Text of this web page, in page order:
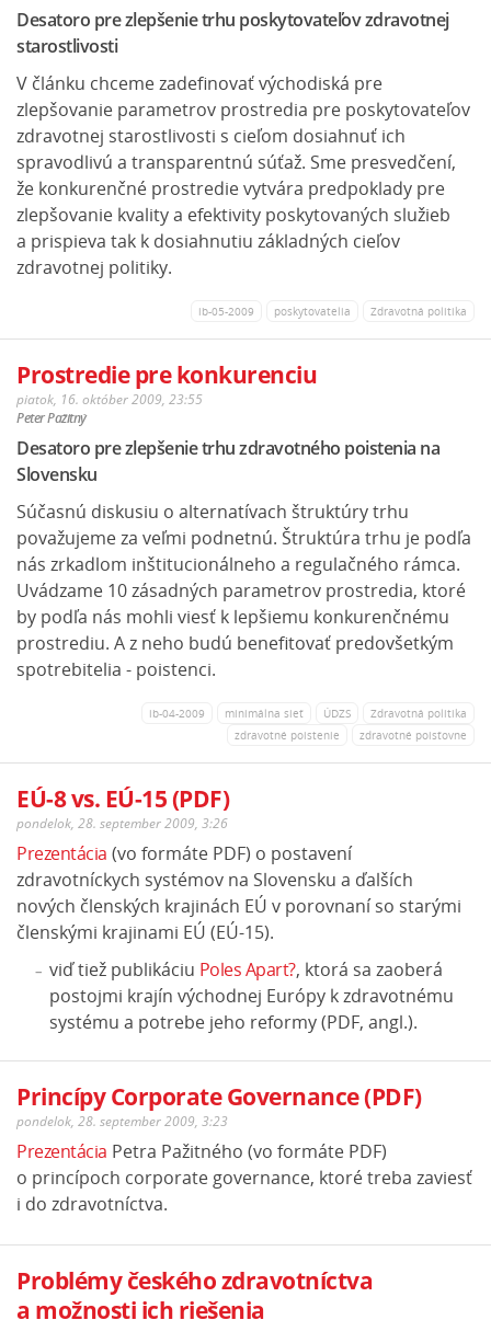
Desatoro pre zlepšenie trhu poskytovateľov zdravotnej
starostlivosti
V článku chceme zadefinovať východiská pre
zlepšovanie parametrov prostredia pre poskytovateľov
zdravotnej starostlivosti s cieľom dosiahnuť ich
spravodlivú a transparentnú súťaž. Sme presvedčení,
že konkurenčné prostredie vytvára predpoklady pre
zlepšovanie kvality a efektivity poskytovaných služieb
a prispieva tak k dosiahnutiu základných cieľov
zdravotnej politiky.
ib-05-2009 poskytovatelia Zdravotná politika
Prostredie pre konkurenciu
piatok, 16. október 2009, 23:55
Peter Pažitný
Desatoro pre zlepšenie trhu zdravotného poistenia na
Slovensku
Súčasnú diskusiu o alternatívach štruktúry trhu
považujeme za veľmi podnetnú. Štruktúra trhu je podľa
nás zrkadlom inštitucionálneho a regulačného rámca.
Uvádzame 10 zásadných parametrov prostredia, ktoré
by podľa nás mohli viesť k lepšiemu konkurenčnému
prostrediu. A z neho budú benefitovať predovšetkým
spotrebitelia - poistenci.
ib-04-2009 minimálna sieť ÚDZS
Zdravotná politika
zdravotné poistenie
zdravotné poisťovne
EÚ-8 vs. EÚ-15 (PDF)
pondelok, 28. september 2009, 3:26
Prezentácia (vo formáte PDF) o postavení
zdravotníckych systémov na Slovensku a ďalších
nových členských krajinách EÚ v porovnaní so starými
členskými krajinami EÚ (EÚ-15).
viď tiež publikáciu Poles Apart?, ktorá sa zaoberá
postojmi krajín východnej Európy k zdravotnému
systému a potrebe jeho reformy (PDF, angl.).
Princípy Corporate Governance (PDF)
pondelok, 28. september 2009, 3:23
Prezentácia Petra Pažitného (vo formáte PDF)
o princípoch corporate governance, ktoré treba zaviesť
i do zdravotníctva.
Problémy českého zdravotníctva
a možnosti ich riešenia